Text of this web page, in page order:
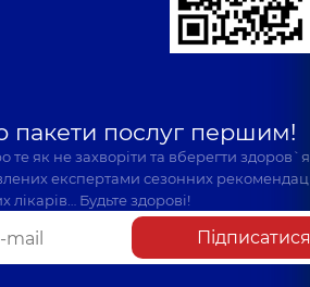
пакети послуг першим!
те як не захворіти та вберегти
експертами сезонних
Будьте здорові!
Підписатися